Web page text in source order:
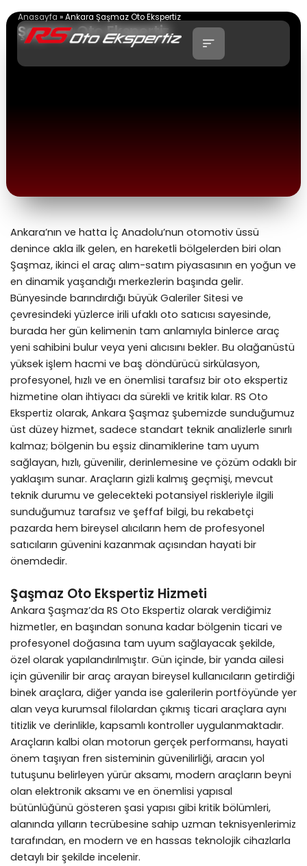
atlaAnasayfa »Ankara Şaşmaz Oto Ekspertiz
Şaşmaz Oto Ekspertiz
Ankara’nın ve hatta İç Anadolu’nun otomotiv üssü
denince akla ilk gelen, en hareketli bölgelerden biri olan
Şaşmaz, ikinci el araç alım-satım piyasasının en yoğun ve
en dinamik yaşandığı merkezlerin başında gelir.
Bünyesinde barındırdığı büyük Galeriler Sitesi ve
çevresindeki yüzlerce irili ufaklı oto satıcısı sayesinde,
burada her gün kelimenin tam anlamıyla binlerce araç
yeni sahibini bulur veya yeni alıcısını bekler. Bu olağanüstü
yüksek işlem hacmi ve baş döndürücü sirkülasyon,
profesyonel, hızlı ve en önemlisi tarafsız bir oto ekspertiz
hizmetine olan ihtiyacı da sürekli ve kritik kılar. RS Oto
Ekspertiz olarak, Ankara Şaşmaz şubemizde sunduğumuz
üst düzey hizmet, sadece standart teknik analizlerle sınırlı
kalmaz; bölgenin bu eşsiz dinamiklerine tam uyum
sağlayan, hızlı, güvenilir, derinlemesine ve çözüm odaklı bir
yaklaşım sunar. Araçların gizli kalmış geçmişi, mevcut
teknik durumu ve gelecekteki potansiyel riskleriyle ilgili
sunduğumuz tarafsız ve şeffaf bilgi, bu rekabetçi
pazarda hem bireysel alıcıların hem de profesyonel
satıcıların güvenini kazanmak açısından hayati bir
önemdedir.
Şaşmaz Oto Ekspertiz Hizmeti
Ankara Şaşmaz’da RS Oto Ekspertiz olarak verdiğimiz
hizmetler, en başından sonuna kadar bölgenin ticari ve
profesyonel doğasına tam uyum sağlayacak şekilde,
özel olarak yapılandırılmıştır. Gün içinde, bir yanda ailesi
için güvenilir bir araç arayan bireysel kullanıcıların getirdiği
binek araçlara, diğer yanda ise galerilerin portföyünde yer
alan veya kurumsal filolardan çıkmış ticari araçlara aynı
titizlik ve derinlikle, kapsamlı kontroller uygulanmaktadır.
Araçların kalbi olan motorun gerçek performansı, hayati
önem taşıyan fren sisteminin güvenilirliği, aracın yol
tutuşunu belirleyen yürür aksamı, modern araçların beyni
olan elektronik aksamı ve en önemlisi yapısal
bütünlüğünü gösteren şasi yapısı gibi kritik bölümleri,
alanında yılların tecrübesine sahip uzman teknisyenlerimiz
tarafından, en modern ve en hassas teknolojik cihazlarla
detaylı bir şekilde incelenir.